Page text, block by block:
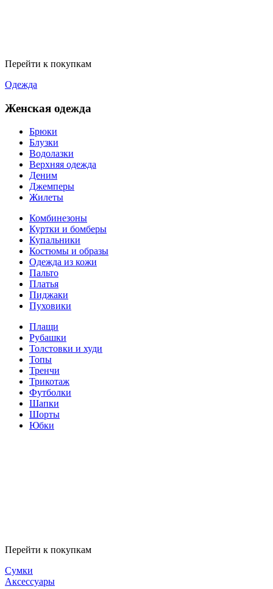
Перейти к покупкам
Одежда
Женская одежда
Брюки
Блузки
Водолазки
Верхняя одежда
Деним
Джемперы
Жилеты
Комбинезоны
Куртки и бомберы
Купальники
Костюмы и образы
Одежда из кожи
Пальто
Платья
Пиджаки
Пуховики
Плащи
Рубашки
Толстовки и худи
Топы
Тренчи
Трикотаж
Футболки
Шапки
Шорты
Юбки
Перейти к покупкам
Сумки
Аксессуары